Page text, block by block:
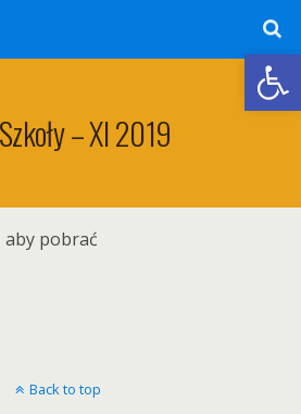
– XI 2019
aby pobrać
Back to top